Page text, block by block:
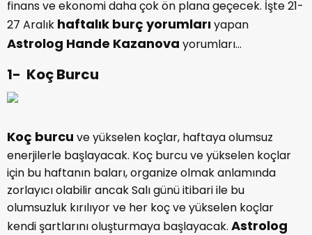
finans ve ekonomi daha çok ön plana geçecek. İşte 21-
27 Aralık haftalık burç yorumlarıyapan
Astrolog Hande Kazanova yorumları…
1- Koç Burcu
Koç burcu ve yükselen koçlar, haftaya olumsuz
enerjilerle başlayacak. Koç burcu ve yükselen koçlar
için bu haftanın baları, organize olmak anlamında
zorlayıcı olabilir ancak Salı günü itibari ile bu
olumsuzluk kırılıyor ve her koç ve yükselen koçlar
kendi şartlarını oluşturmaya başlayacak. Astrolog